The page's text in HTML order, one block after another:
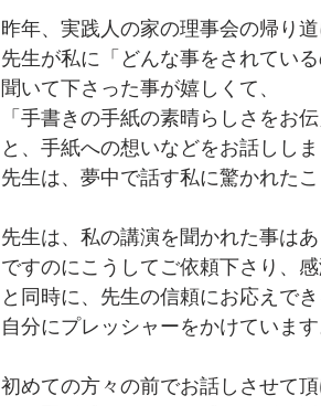
昨年、実践人の家の理事会の帰り
先生が私に「どんな事をされてい
聞いて下さった事が嬉しくて、
「手書きの手紙の素晴らしさをお
と、手紙への想いなどをお話ししま
先生は、夢中で話す私に驚かれたこ
先生は、私の講演を聞かれた事はあ
ですのにこうしてご依頼下さり、感
と同時に、先生の信頼にお応えで
自分にプレッシャーをかけています
初めての方々の前でお話しさせて